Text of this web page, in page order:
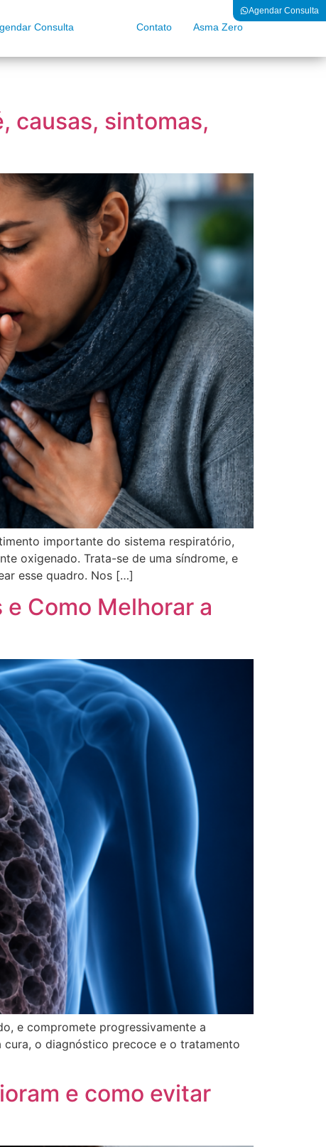
Consulta Contato Asma Zero
Agendar Consulta
causas, sintomas,
importante do sistema respiratório,
oxigenado. Trata-se de uma síndrome, e
esse quadro. Nos […]
Como Melhorar a
e compromete progressivamente a
cura, o diagnóstico precoce e o tratamento
e como evitar